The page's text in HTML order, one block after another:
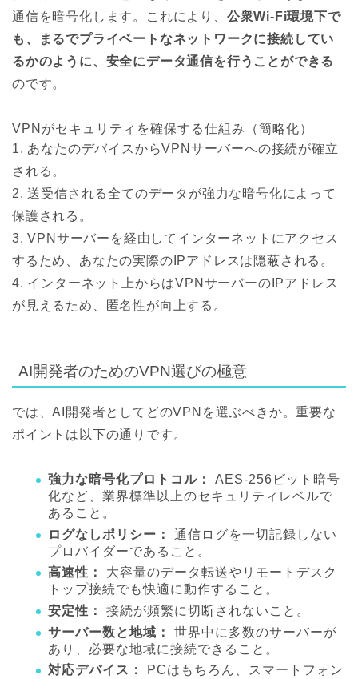
通信を暗号化します。これにより、 公衆Wi-Fi環境下で
も、まるでプライベートなネットワークに接続してい
るかのように、安全にデータ通信を行うことができる
のです。
VPNがセキュリティを確保する仕組み（簡略化）
1. あなたのデバイスからVPNサーバーへの接続が確立
される。
2. 送受信される全てのデータが強力な暗号化によって
保護される。
3. VPNサーバーを経由してインターネットにアクセス
するため、あなたの実際のIPアドレスは隠蔽される。
4. インターネット上からはVPNサーバーのIPアドレス
が見えるため、匿名性が向上する。
AI開発者のためのVPN選びの極意
では、AI開発者としてどのVPNを選ぶべきか。重要な
ポイントは以下の通りです。
強力な暗号化プロトコル：
AES-256ビット暗号
化など、業界標準以上のセキュリティレベルで
あること。
ログなしポリシー：
通信ログを一切記録しない
プロバイダーであること。
高速性：
大容量のデータ転送やリモートデスク
トップ接続でも快適に動作すること。
安定性：
接続が頻繁に切断されないこと。
サーバー数と地域：
世界中に多数のサーバーが
あり、必要な地域に接続できること。
対応デバイス：
PCはもちろん、スマートフォン